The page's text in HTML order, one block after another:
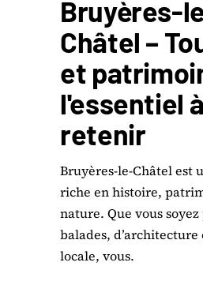
Bruyères-
Châtel –
et
l'essentiel à
retenir
Bruyères-le-Châtel est
riche en histoire,
nature. Que vous soyez
balades,
locale, vous.